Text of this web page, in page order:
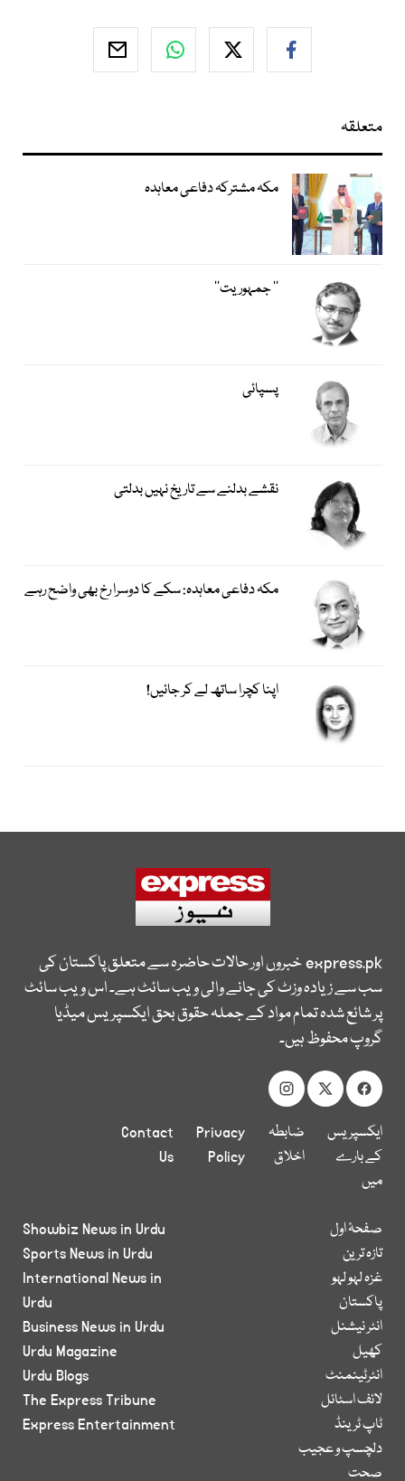
متعلقہ
مکہ مشترکہ دفاعی معاہدہ
’’ جمہوریت‘‘
پسپائی
نقشے بدلنے سے تاریخ نہیں بدلتی
مکہ دفاعی معاہدہ: سکے کا دوسرا رخ بھی واضح رہے
اپنا کچرا ساتھ لے کر جائیں!
express.pkخبروں اور حالات حاضرہ سے متعلق پاکستان کی
سب سے زیادہ وزٹ کی جانے والی ویب سائٹ ہے۔ اس ویب سائٹ
پر شائع شدہ تمام مواد کے جملہ حقوق بحق ایکسپریس میڈیا
گروپ محفوظ ہیں۔
ایکسپریس
کے بارے
میں
ضابطہ
اخلاق
Privacy
Policy
Contact
Us
صفحۂ اول
تازہ ترین
غزہ لہو لہو
پاکستان
انٹر نیشنل
کھیل
انٹرٹینمنٹ
لائف اسٹائل
ٹاپ ٹرینڈ
دلچسپ و عجیب
صحت
Showbiz News in Urdu
Sports News in Urdu
International News in
Urdu
Business News in Urdu
Urdu Magazine
Urdu Blogs
The Express Tribune
Express Entertainment